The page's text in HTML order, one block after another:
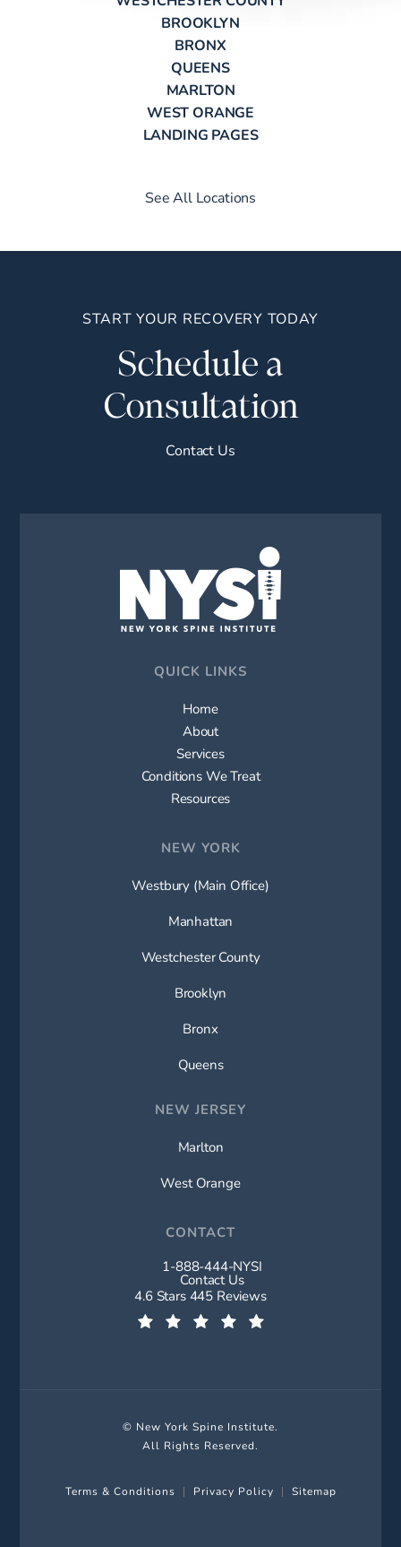
BROOKLYN
BRONX
QUEENS
MARLTON
WEST ORANGE
LANDING PAGES
See All Locations
START YOUR RECOVERY TODAY
Schedule a
Consultation
Contact Us
QUICK LINKS
Home
About
Services
Conditions We Treat
Resources
NEW YORK
Westbury (Main Office)
Manhattan
Westchester County
Brooklyn
Bronx
Queens
NEW JERSEY
Marlton
West Orange
CONTACT
Call New York Spine Institute on
1-888-444-NYSI
Contact Us
New York Spine Institute reviews:
4.6 Stars 445 Reviews
© New York Spine Institute.
All Rights Reserved.
Terms & Conditions Privacy Policy Sitemap